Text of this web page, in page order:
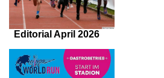
Editorial April 2026